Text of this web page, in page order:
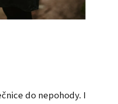
do nepohody. I